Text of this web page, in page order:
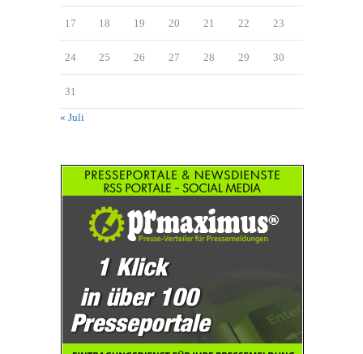
17 18 19 20 21 22 23
24 25 26 27 28 29 30
31
« Juli